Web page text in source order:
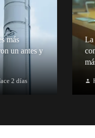
más
un antes y
2 días
La